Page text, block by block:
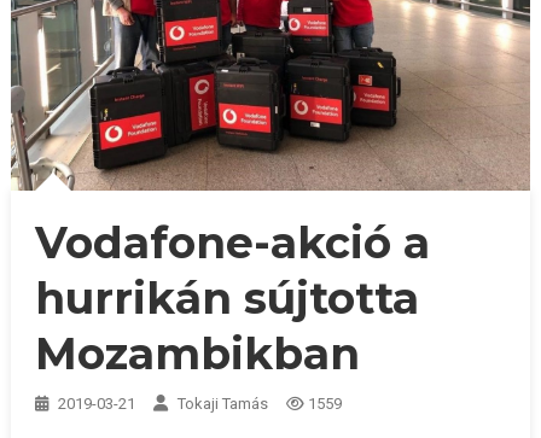
Vodafone-akció a
hurrikán sújtotta
Mozambikban
2019-03-21 Tokaji Tamás 1559